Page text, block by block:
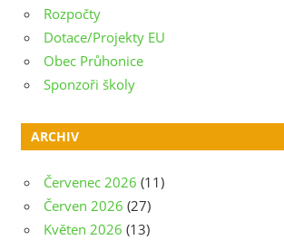
Rozpočty
Dotace/Projekty EU
Obec Průhonice
Sponzoři školy
ARCHIV
Červenec 2026 (11)
Červen 2026 (27)
Květen 2026 (13)